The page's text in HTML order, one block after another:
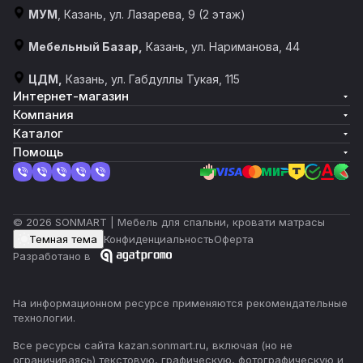
МУМ , Казань, ул. Лазарева, 9 (2 этаж)
Мебельный Базар, Казань, ул. Нариманова, 44
ЦДМ, Казань, ул. Габдуллы Тукая, 115
Интернет-магазин
Компания
Каталог
Помощь
© 2026 SONMART | Мебель для спальни, кровати матрасы
Темная тема
КонфиденциальностьОферта
Разработано в
На информационном ресурсе применяются рекомендательные
технологии.
Все ресурсы сайта kazan.sonmart.ru, включая (но не
ограничиваясь) текстовую, графическую, фотографическую и